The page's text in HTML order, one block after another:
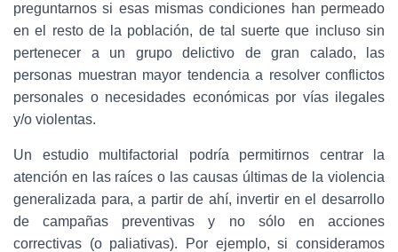
preguntarnos si esas mismas condiciones han permeado
en el resto de la población, de tal suerte que incluso sin
pertenecer a un grupo delictivo de gran calado, las
personas muestran mayor tendencia a resolver conflictos
personales o necesidades económicas por vías ilegales
y/o violentas.
Un estudio multifactorial podría permitirnos centrar la
atención en las raíces o las causas últimas de la violencia
generalizada para, a partir de ahí, invertir en el desarrollo
de campañas preventivas y no sólo en acciones
correctivas (o paliativas). Por ejemplo, si consideramos